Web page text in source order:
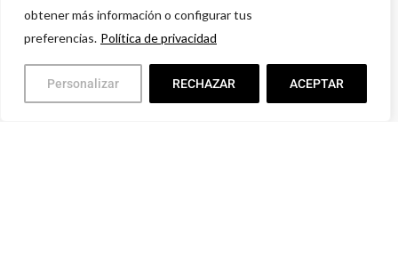
obtener más información o configurar tus
preferencias. Política de privacidad
Personalizar RECHAZAR ACEPTAR